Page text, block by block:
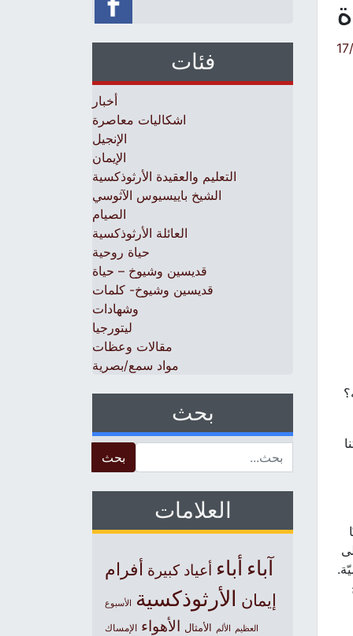
فئات
أخبار
اشكاليات معاصرة
الإنجيل
الإيمان
التعليم والعقيدة الأرثوذكسية
الشيخ باييسيوس الآثوسي
الصيام
العائلة الأرثوذكسية
حياة روحية
قديسين وشيوخ – حياة
قديسين وشيوخ- كلمات
وشهادات
ليتورجيا
مقالات وعظات
مواد سمع/بصرية
بحث
العلامات
آباء أباء أعياد كبيرة أفرام
إيمان الأرثوذكسية الأسبوع
العظيم الألم الأمثال الأهواء الإمساك